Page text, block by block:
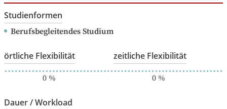
Studienformen
Berufsbegleitendes Studium
örtliche Flexibilität
0%
zeitliche Flexibilität
0%
Dauer / Workload